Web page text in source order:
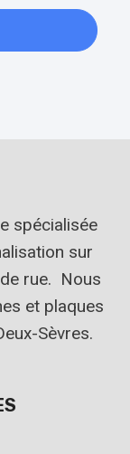
spécialisée
sur
rue. Nous
et plaques
Sèvres.